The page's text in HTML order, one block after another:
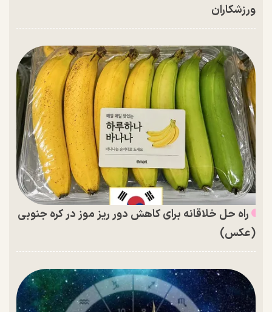
ورزشکاران
راه حل خلاقانه برای کاهش دور ریز موز در کره جنوبی
(عکس)